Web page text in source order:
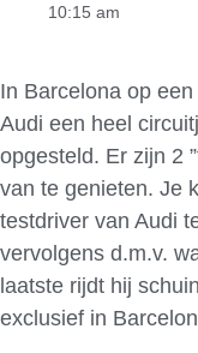
10:15 am
In Barcelona op
Audi een heel
opgesteld. Er zijn 2
van te genieten. Je
testdriver van Audi
vervolgens d.m.v.
laatste rijdt hij
exclusief in